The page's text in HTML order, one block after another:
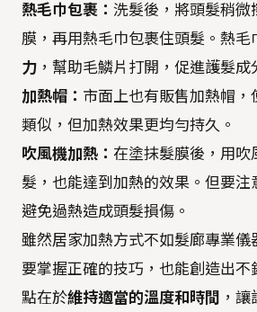
熱毛巾包裹： 洗髮後，將頭髮稍微
膜，再用熱毛巾包裹住頭髮。熱毛
力 ，幫助毛鱗片打開，促進護髮成
加熱帽： 市面上也有販售加熱帽，
類似，但加熱效果更均勻持久。
吹風機加熱： 在塗抹髮膜後，用吹
髮，也能達到加熱的效果。但要注
避免過熱造成頭髮損傷。
雖然居家加熱方式不如髮廊專業儀
要掌握正確的技巧，也能創造出不
點在於維持適當的溫度和時間 ，